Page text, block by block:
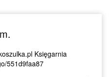
Księgarnia
551d9faa87